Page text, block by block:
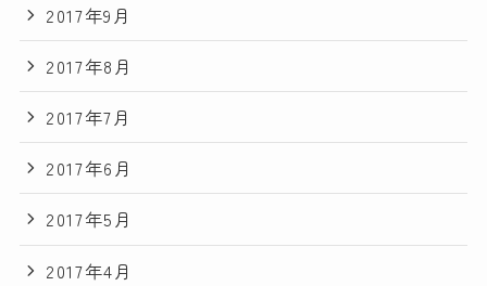
2017年9月
2017年8月
2017年7月
2017年6月
2017年5月
2017年4月